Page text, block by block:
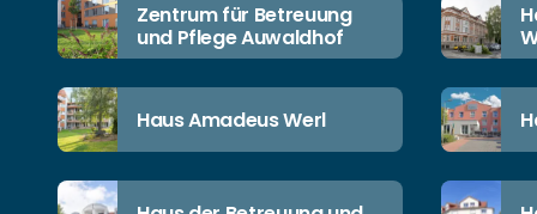
Zentrum für Betreuung
und Pflege Auwaldhof
Haus Amadeus Werl